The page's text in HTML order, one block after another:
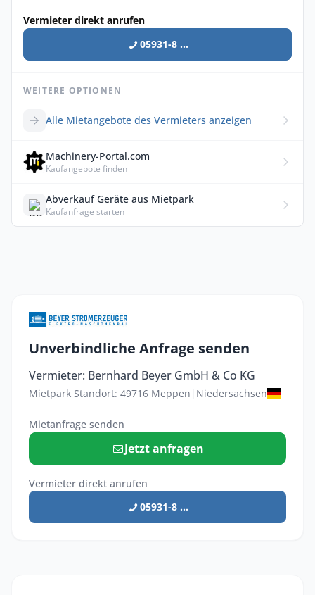
Vermieter direkt anrufen
05931-8 ...
WEITERE OPTIONEN
Alle Mietangebote des Vermieters anzeigen
Machinery-Portal.com
Kaufangebote finden
Abverkauf Geräte aus Mietpark
Kaufanfrage starten
Unverbindliche Anfrage senden
Vermieter: Bernhard Beyer GmbH & Co KG
Mietpark Standort: 49716 Meppen | Niedersachsen
Mietanfrage senden
Jetzt anfragen
Vermieter direkt anrufen
05931-8 ...